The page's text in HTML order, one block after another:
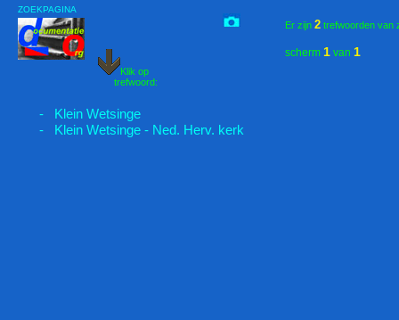
Klik op
trefwoord:
ZOEKPAGINA
- Klein Wetsinge
- Klein Wetsinge - Ned. Herv. kerk
Er zijn 2 trefwoorden van
scherm 1 van 1